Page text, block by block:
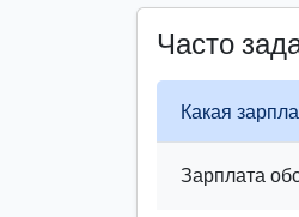
Часто
Какая
Зарплата